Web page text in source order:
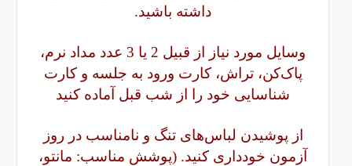
داشته باشید.
وسایل مورد نیاز از قبیل 2 یا 3 عدد مداد نرم،
پاک‌کن، تراش، کارت ورود به جلسه و کارت
شناسایی خود را از شب قبل آماده کنید
از پوشیدن لباس‌های تنگ و نامناسب در روز
آزمون خودداری کنید. (پوشش مناسب: مانتو،